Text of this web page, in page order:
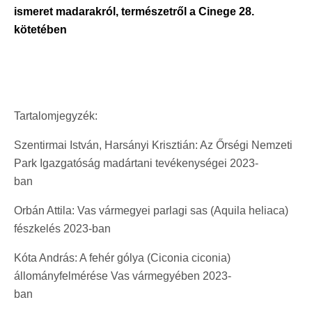
ismeret madarakról, természetről a Cinege 28.
kötetében
Tartalomjegyzék:
Szentirmai István, Harsányi Krisztián: Az Őrségi Nemzeti
Park Igazgatóság madártani tevékenységei 2023-
ban
Orbán Attila: Vas vármegyei parlagi sas (Aquila heliaca)
fészkelés 2023-ban
Kóta András: A fehér gólya (Ciconia ciconia)
állományfelmérése Vas vármegyében 2023-
ban